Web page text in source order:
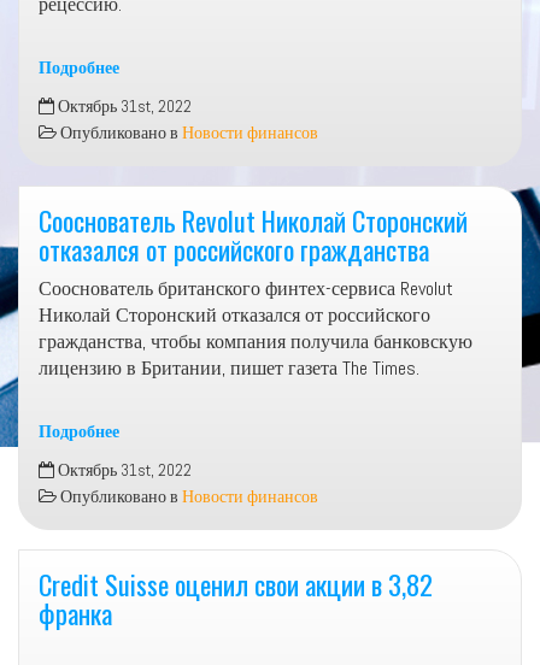
Подробнее
Инфляция
в
Германии
рекорд
Октябрь 31st, 2022
Опубликовано в Новости финансов
Сооснователь Revolut Николай Сторонский
отказался от российского гражданства
Сооснователь британского финтех-сервиса Revolut
Николай Сторонский отказался от российского
гражданства, чтобы компания получила банковскую
лицензию в Британии, пишет газета The Times.
Подробнее
Сооснователь
Revolut
Николай
Сторонский
от
российского
Октябрь 31st, 2022
Опубликовано в Новости финансов
Credit Suisse оценил свои акции в 3,82
франка